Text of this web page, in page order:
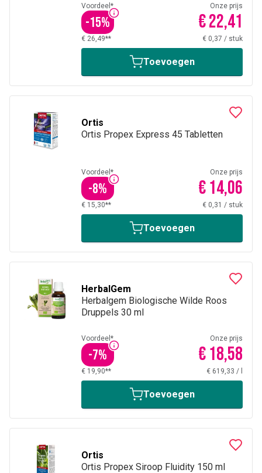
Voordeel*
-15%
Onze prijs
€ 22,41
€ 26,49** € 0,37 / stuk
Toevoegen
Ortis
Ortis Propex Express 45 Tabletten
Voordeel*
-8%
Onze prijs
€ 14,06
€ 15,30** € 0,31 / stuk
Toevoegen
HerbalGem
Herbalgem Biologische Wilde Roos
Druppels 30 ml
Voordeel*
-7%
Onze prijs
€ 18,58
€ 19,90** € 619,33 /
Toevoegen
Ortis
Ortis Propex Siroop Fluidity 150 ml